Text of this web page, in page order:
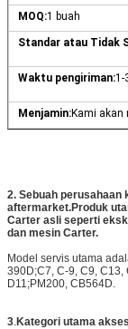
MOQ:1 buah
Standar atau Tidak
Waktu pengiriman:1-
Menjamin:Kami akan
2. Sebuah perusahaan
aftermarket.Produk
Carter asli seperti
dan mesin Carter.
Model servis utama
390D;C7, C-9, C9,
D11;PM200, CB564D.
3.Kategori utama